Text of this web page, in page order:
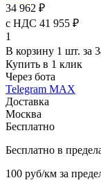
34 962 ₽
с НДС 41 955 ₽
1
В корзину 1 шт. за
Купить в 1 клик
Через бота
Telegram MAX
Доставка
Москва
Бесплатно
Бесплатно в
100 руб/км за